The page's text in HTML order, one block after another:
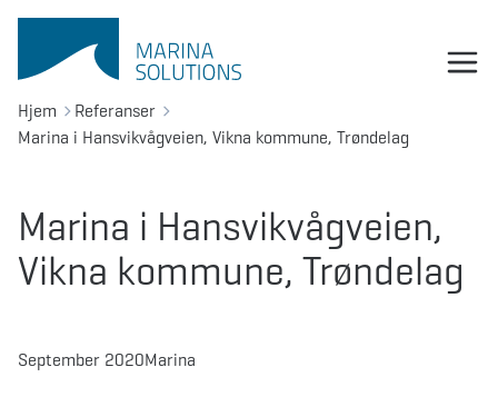
Hjem
Referanser
Marina i Hansvikvågveien, Vikna kommune, Trøndelag
Marina i Hansvikvågveien,
Vikna kommune, Trøndelag
September 2020Marina